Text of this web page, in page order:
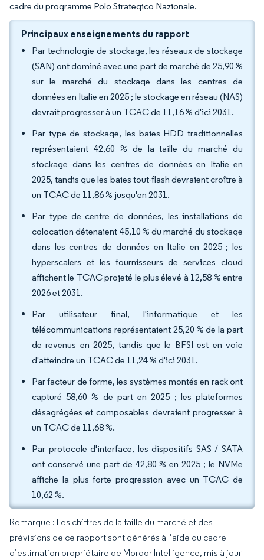
cadre du programme Polo Strategico Nazionale.
Principaux enseignements du rapport
Par technologie de stockage, les réseaux de stockage
(SAN) ont dominé avec une part de marché de 25,90 %
sur le marché du stockage dans les centres de
données en Italie en 2025 ; le stockage en réseau (NAS)
devrait progresser à un TCAC de 11,16 % d'ici 2031.
Par type de stockage, les baies HDD traditionnelles
représentaient 42,60 % de la taille du marché du
stockage dans les centres de données en Italie en
2025, tandis que les baies tout-flash devraient croître à
un TCAC de 11,86 % jusqu'en 2031.
Par type de centre de données, les installations de
colocation détenaient 45,10 % du marché du stockage
dans les centres de données en Italie en 2025 ; les
hyperscalers et les fournisseurs de services cloud
affichent le TCAC projeté le plus élevé à 12,58 % entre
2026 et 2031.
Par utilisateur final, l'informatique et les
télécommunications représentaient 25,20 % de la part
de revenus en 2025, tandis que le BFSI est en voie
d'atteindre un TCAC de 11,24 % d'ici 2031.
Par facteur de forme, les systèmes montés en rack ont
capturé 58,60 % de part en 2025 ; les plateformes
désagrégées et composables devraient progresser à
un TCAC de 11,68 %.
Par protocole d'interface, les dispositifs SAS / SATA
ont conservé une part de 42,80 % en 2025 ; le NVMe
affiche la plus forte progression avec un TCAC de
10,62 %.
Remarque : Les chiffres de la taille du marché et des
prévisions de ce rapport sont générés à l’aide du cadre
d’estimation propriétaire de Mordor Intelligence, mis à jour